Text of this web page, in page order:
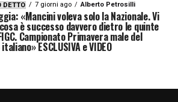
DETTO 7 giorni ago Alberto Petrosilli
«Mancini voleva solo la Nazionale. Vi
è successo davvero dietro le quinte
Campionato Primavera male del
ESCLUSIVA e VIDEO